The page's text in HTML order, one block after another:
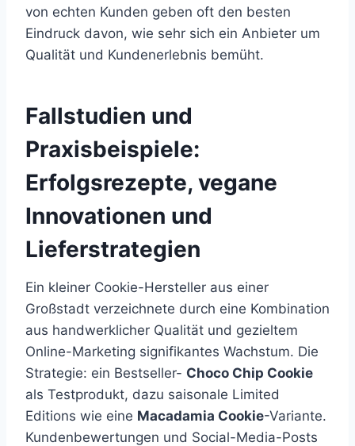
von echten Kunden geben oft den besten
Eindruck davon, wie sehr sich ein Anbieter um
Qualität und Kundenerlebnis bemüht.
Fallstudien und
Praxisbeispiele:
Erfolgsrezepte, vegane
Innovationen und
Lieferstrategien
Ein kleiner Cookie-Hersteller aus einer
Großstadt verzeichnete durch eine Kombination
aus handwerklicher Qualität und gezieltem
Online-Marketing signifikantes Wachstum. Die
Strategie: ein Bestseller- Choco Chip Cookie
als Testprodukt, dazu saisonale Limited
Editions wie eine Macadamia Cookie-Variante.
Kundenbewertungen und Social-Media-Posts